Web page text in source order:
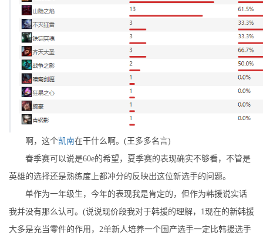
啊，这个凯南在干什么啊。(王多多名言)
春季赛可以说是60e的希望，夏季赛的表现确实不够看，不管是
英雄的选择还是熟练度上都冲分的反映出这位新选手的问题。
单作为一年级生，今年的表现我是肯定的，但作为韩援说实话
我并没有那么认可。(说说现价段我对于韩援的理解，1现在的新韩援
大多是充当零件的作用，2单新人培养一个国产选手一定比韩援选手